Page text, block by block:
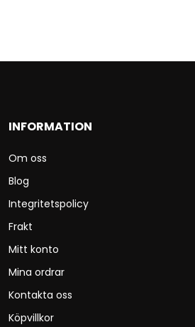
INFORMATION
Om oss
Blog
Integritetspolicy
Frakt
Mitt konto
Mina ordrar
Kontakta oss
Köpvillkor